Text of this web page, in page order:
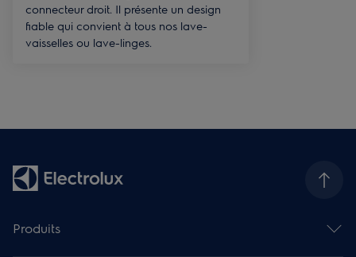
connecteur droit. Il présente un design
fiable qui convient à tous nos lave-
vaisselles ou lave-linges.
Produits